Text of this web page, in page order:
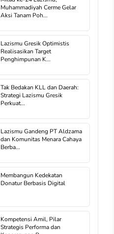
Muhammadiyah Cerme Gelar
Aksi Tanam Poh...
Lazismu Gresik Optimistis
Realisasikan Target
Penghimpunan K...
Tak Bedakan KLL dan Daerah:
Strategi Lazismu Gresik
Perkuat...
Lazismu Gandeng PT Aldzama
dan Komunitas Menara Cahaya
Berba...
Membangun Kedekatan
Donatur Berbasis Digital
Kompetensi Amil, Pilar
Strategis Performa dan